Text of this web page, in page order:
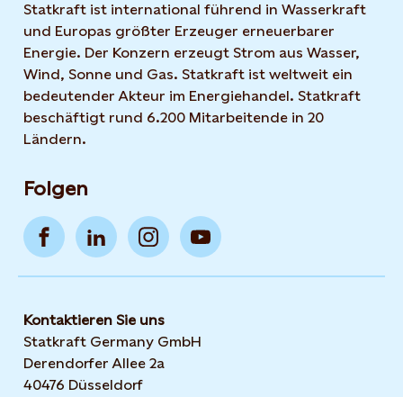
Statkraft ist international führend in Wasserkraft
und Europas größter Erzeuger erneuerbarer
Energie. Der Konzern erzeugt Strom aus Wasser,
Wind, Sonne und Gas. Statkraft ist weltweit ein
bedeutender Akteur im Energiehandel. Statkraft
beschäftigt rund 6.200 Mitarbeitende in 20
Ländern.
Folgen
Kontaktieren Sie uns
Statkraft Germany GmbH
Derendorfer Allee 2a
40476 Düsseldorf